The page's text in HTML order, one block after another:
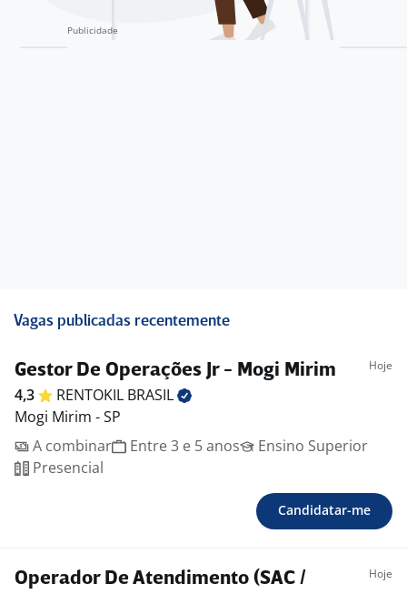
Vagas publicadas recentemente
Gestor De Operações Jr - Mogi Mirim Hoje
4,3 RENTOKIL BRASIL
Mogi Mirim - SP
A combinar
Entre 3 e 5 anos
Ensino Superior
Presencial
Candidatar-me
Operador De Atendimento (SAC /
Hoje